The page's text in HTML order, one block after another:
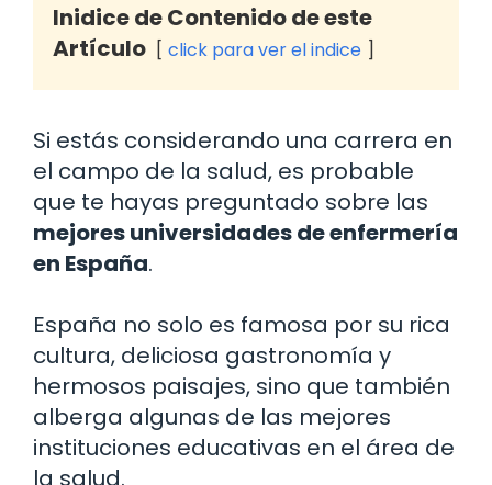
Inidice de Contenido de este
Artículo
click para ver el indice
Si estás considerando una carrera en
el campo de la salud, es probable
que te hayas preguntado sobre las
mejores universidades de enfermería
en España.
España no solo es famosa por su rica
cultura, deliciosa gastronomía y
hermosos paisajes, sino que también
alberga algunas de las mejores
instituciones educativas en el área de
la salud.